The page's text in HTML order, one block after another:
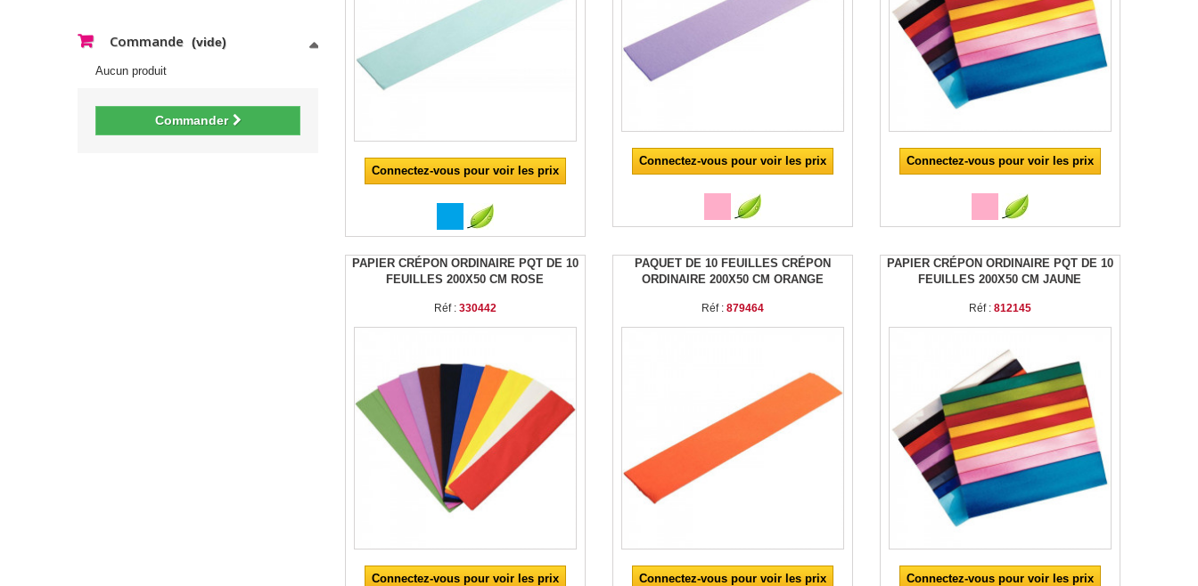
Commande (vide)
Aucun produit
Commander
Connectez-vous pour voir les prix
Connectez-vous pour voir les prix Connectez-vous pour voir les prix
PAPIER CRÉPON ORDINAIRE PQT DE 10
FEUILLES 200X50 CM ROSE
Réf : 330442
Connectez-vous pour voir les prix
PAQUET DE 10 FEUILLES CRÉPON
ORDINAIRE 200X50 CM ORANGE
Réf : 879464
Connectez-vous pour voir les prix
PAPIER CRÉPON ORDINAIRE PQT DE 10
FEUILLES 200X50 CM JAUNE
Réf : 812145
Connectez-vous pour voir les prix